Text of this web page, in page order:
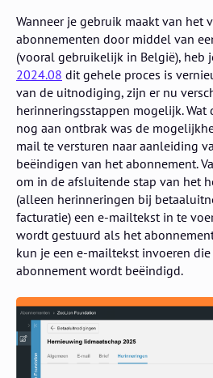
Wanneer je gebruik maakt van het
abonnementen door middel van
(vooral gebruikelijk in België), heb
2024.08 dit gehele proces is
van de uitnodiging, zijn er nu
herinneringsstappen mogelijk. Wat
nog aan ontbrak was de
mail te versturen naar aanleiding
beëindigen van het abonnement.
om in de afsluitende stap van het
(alleen herinneringen bij
facturatie) een e-mailtekst in te
wordt gestuurd als het
kun je een e-mailtekst invoeren
abonnement wordt beëindigd.